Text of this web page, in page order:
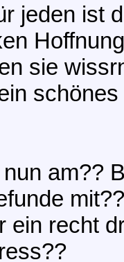
jeden ist
sie
am??
ein recht